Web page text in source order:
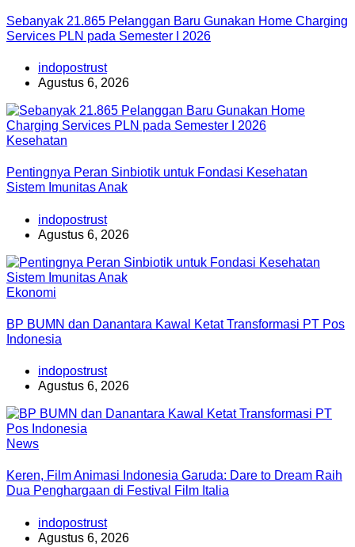
Sebanyak 21.865 Pelanggan Baru Gunakan Home Charging
Services PLN pada Semester I 2026
indopostrust
Agustus 6, 2026
Kesehatan
Pentingnya Peran Sinbiotik untuk Fondasi Kesehatan
Sistem Imunitas Anak
indopostrust
Agustus 6, 2026
Ekonomi
BP BUMN dan Danantara Kawal Ketat Transformasi PT Pos
Indonesia
indopostrust
Agustus 6, 2026
News
Keren, Film Animasi Indonesia Garuda: Dare to Dream Raih
Dua Penghargaan di Festival Film Italia
indopostrust
Agustus 6, 2026